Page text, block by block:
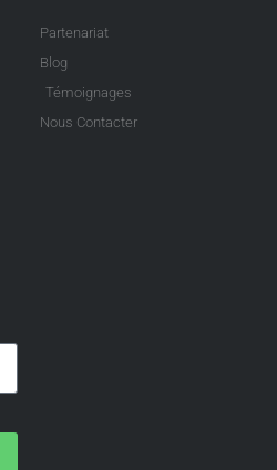
Partenariat
Blog
Témoignages
Nous Contacter